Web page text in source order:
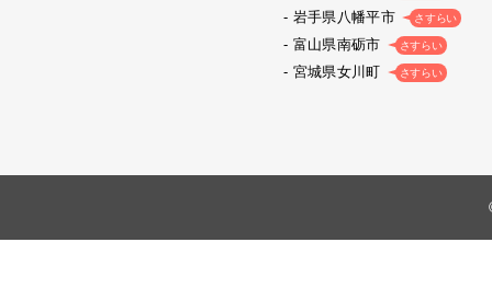
岩手県八幡平市 さすらい
富山県南砺市 さすらい
宮城県女川町 さすらい